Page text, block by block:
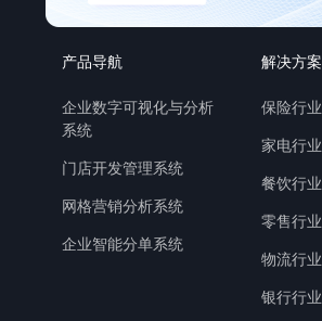
产品导航
企业数字可视化与分析
系统
门店开发管理系统
网格营销分析系统
企业智能分单系统
解决方案
保险行业
家电行业
餐饮行业
零售行业
物流行业
银行行业